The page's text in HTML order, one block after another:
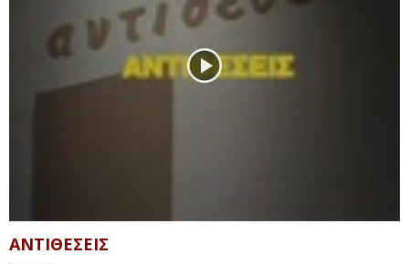
ΑΝΤΙΘΕΣΕΙΣ